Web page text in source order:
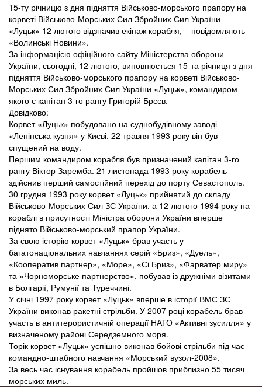
15-ту річницю з дня підняття Військово-морського прапору на
корветі Військово-Морських Сил Збройних Сил України
«Луцьк» 12 лютого відзначив екіпаж корабля, – повідомляють
«Волинські Новини».
За інформацією офіційного сайту Міністерства оборони
України, сьогодні, 12 лютого, виповнюється 15-та річниця з дня
підняття Військово-морського прапору на корветі Військово-
Морських Сил Збройних Сил України «Луцьк», командиром
якого є капітан 3-го рангу Григорій Брєєв.
Довідково:
Корвет «Луцьк» побудовано на суднобудівному заводі
«Ленінська кузня» у Києві. 22 травня 1993 року він був
спущений на воду.
Першим командиром корабля був призначений капітан 3-го
рангу Віктор Заремба. 21 листопада 1993 року корабель
здійснив перший самостійний перехід до порту Севастополь.
30 грудня 1993 року корвет «Луцьк» прийнятий до складу
Військово-Морських Сил ЗС України, а 12 лютого 1994 року на
кораблі в присутності Міністра оборони України вперше
піднято Військово-морський прапор України.
За свою історію корвет «Луцьк» брав участь у
багатонаціональних навчаннях серій «Бриз», «Дуель»,
«Кооператив партнер», «Море», «Сі Бриз», «Фарватер миру»
та «Чорноморське партнерство», побував із дружніми візитами
в Болгарії, Румунії та Туреччині.
У січні 1997 року корвет «Луцьк» вперше в історії ВМС ЗС
України виконав ракетні стрільби. У 2007 році корабель брав
участь в антитерористичній операції НАТО «Активні зусилля» у
визначеному районі Середземного моря.
Торік корвет «Луцьк» успішно виконав бойові стрільби під час
командно-штабного навчання «Морський вузол-2008».
За весь час існування корабель пройшов приблизно 55 тисяч
морських миль.